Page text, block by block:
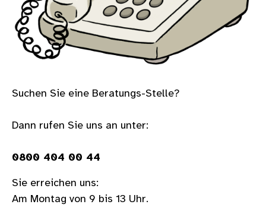
Suchen Sie eine Beratungs-Stelle?
Dann rufen Sie uns an unter:
0800 404 00 44
Sie erreichen uns:
Am Montag von 9 bis 13 Uhr.